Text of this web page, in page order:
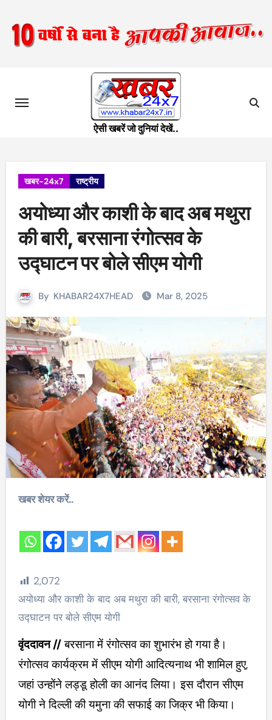
content
ऐसी खबरें जो दुनियां देखें..
खबर-24x7 राष्ट्रीय
अयोध्या और काशी के बाद अब मथुरा
की बारी, बरसाना रंगोत्सव के
उद्घाटन पर बोले सीएम योगी
By KHABAR24X7HEAD Mar 8, 2025
खबर शेयर करें..
2,072
अयोध्या और काशी के बाद अब मथुरा की बारी, बरसाना रंगोत्सव के
उद्घाटन पर बोले सीएम योगी
वृंददावन //बरसाना में रंगोत्सव का शुभारंभ हो गया है।
रंगोत्सव कार्यक्रम में सीएम योगी आदित्यनाथ भी शामिल हुए,
जहां उन्होंने लड्डू होली का आनंद लिया। इस दौरान सीएम
योगी ने दिल्ली की यमुना की सफाई का जिक्र भी किया।